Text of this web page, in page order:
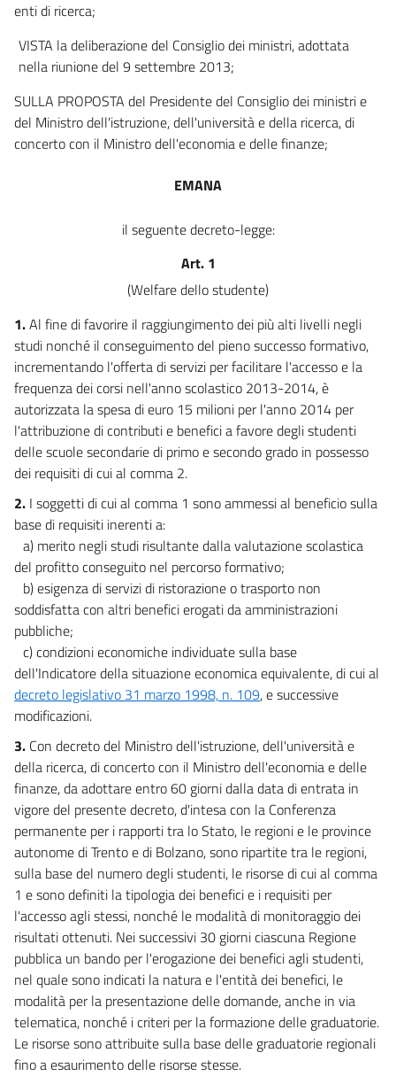
26
28
enti di ricerca;
VISTA la deliberazione del Consiglio dei ministri, adottata
nella riunione del 9 settembre 2013;
SULLA PROPOSTA del Presidente del Consiglio dei ministri e
del Ministro dell'istruzione, dell'università e della ricerca, di
concerto con il Ministro dell'economia e delle finanze;
EMANA
il seguente decreto-legge:
Art. 1
(Welfare dello studente)
1.Al fine di favorire il raggiungimento dei più alti livelli negli
studi nonché il conseguimento del pieno successo formativo,
incrementando l'offerta di servizi per facilitare l'accesso e la
frequenza dei corsi nell'anno scolastico 2013-2014, è
autorizzata la spesa di euro 15 milioni per l'anno 2014 per
l'attribuzione di contributi e benefici a favore degli studenti
delle scuole secondarie di primo e secondo grado in possesso
dei requisiti di cui al comma 2.
2. I soggetti di cui al comma 1 sono ammessi al beneficio sulla
base di requisiti inerenti a:
a) merito negli studi risultante dalla valutazione scolastica
del profitto conseguito nel percorso formativo;
b) esigenza di servizi di ristorazione o trasporto non
soddisfatta con altri benefici erogati da amministrazioni
pubbliche;
c) condizioni economiche individuate sulla base
dell'Indicatore della situazione economica equivalente, di cui al
decreto legislativo 31 marzo 1998, n. 109, e successive
modificazioni.
3. Con decreto del Ministro dell'istruzione, dell'università e
della ricerca, di concerto con il Ministro dell'economia e delle
finanze, da adottare entro 60 giorni dalla data di entrata in
vigore del presente decreto, d'intesa con la Conferenza
permanente per i rapporti tra lo Stato, le regioni e le province
autonome di Trento e di Bolzano, sono ripartite tra le regioni,
sulla base del numero degli studenti, le risorse di cui al comma
1 e sono definiti la tipologia dei benefici e i requisiti per
l'accesso agli stessi, nonché le modalità di monitoraggio dei
risultati ottenuti. Nei successivi 30 giorni ciascuna Regione
pubblica un bando per l'erogazione dei benefici agli studenti,
nel quale sono indicati la natura e l'entità dei benefici, le
modalità per la presentazione delle domande, anche in via
telematica, nonché i criteri per la formazione delle graduatorie.
Le risorse sono attribuite sulla base delle graduatorie regionali
fino a esaurimento delle risorse stesse.